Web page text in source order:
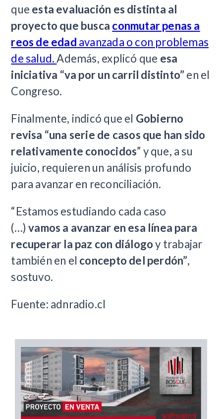
que esta evaluación es distinta al
proyecto que busca conmutar penas a
reos de edad avanzada o con problemas
de salud.Además, explicó que esa
iniciativa “va por un carril distinto” en el
Congreso.
Finalmente, indicó que el Gobierno
revisa “una serie de casos que han sido
relativamente conocidos” y que, a su
juicio, requieren un análisis profundo
para avanzar en reconciliación.
“Estamos estudiando cada caso
(…)vamos a avanzar en esa línea para
recuperar la paz con diálogoy trabajar
también en el concepto del perdón”,
sostuvo.
Fuente: adnradio.cl